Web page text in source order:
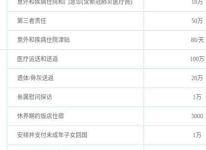
意外和疾病住院和门急诊(含新冠肺炎医疗费) 10万
第三者责任 50万
意外和疾病住院津贴 80/天
医疗运送和送返 100万
遗体/骨灰送返 20万
亲属慰问探访 1万
休养期的饭店住宿 5000
安排并支付未成年子女回国 1万